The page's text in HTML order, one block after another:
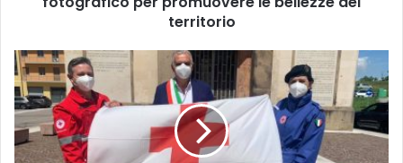
territorio
Anche
la
Pianura
veronese
celebra
la